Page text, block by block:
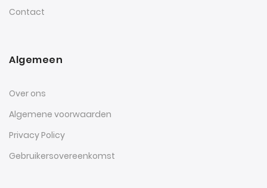
Contact
Algemeen
Over ons
Algemene voorwaarden
Privacy Policy
Gebruikersovereenkomst